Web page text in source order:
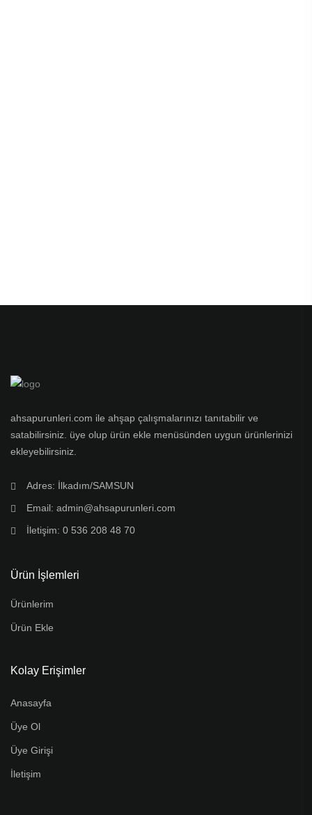
ahsapurunleri.com ile ahşap çalışmalarınızı tanıtabilir ve
satabilirsiniz. üye olup ürün ekle menüsünden uygun ürünlerinizi
ekleyebilirsiniz.
Adres: İlkadım/SAMSUN
Email: admin@ahsapurunleri.com
İletişim: 0 536 208 48 70
Ürün İşlemleri
Ürünlerim
Ürün Ekle
Kolay Erişimler
Anasayfa
Üye Ol
Üye Girişi
İletişim